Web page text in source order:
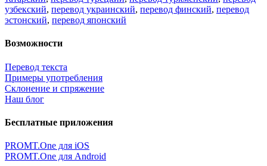
узбекский, перевод украинский, перевод финский, перевод
эстонский, перевод японский
Возможности
Перевод текста
Примеры употребления
Склонение и спряжение
Наш блог
Бесплатные приложения
PROMT.One для iOS
PROMT.One для Android